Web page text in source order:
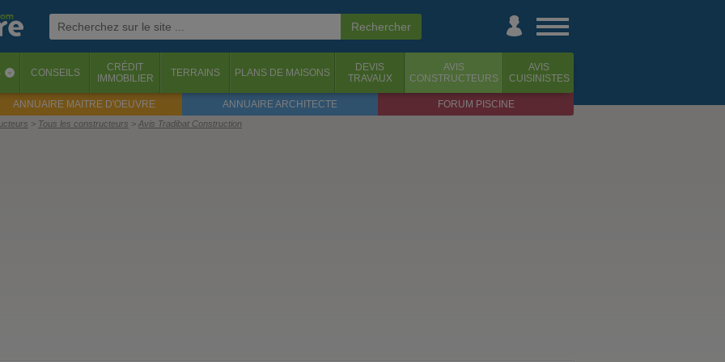
‹ CONSEILS
CRÉDIT
IMMOBILIER
TERRAINS PLANS DE MAISONS
DEVIS
TRAVAUX
AVIS
CONSTRUCTEURS
AVIS
CUISINISTES
ANNUAIRE MAITRE D'OEUVRE ANNUAIRE ARCHITECTE FORUM PISCINE
Tous les constructeurs Avis Tradibat Construction